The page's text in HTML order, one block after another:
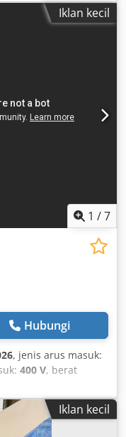
including
A Ix Hjyjkr Iklan kecil
1 /7
Hubungi
, jenis arus masuk:
400 V, berat
kami dengan daya
kayu satu
pemotong kami.
bakar satu meter,
Iklan kecil